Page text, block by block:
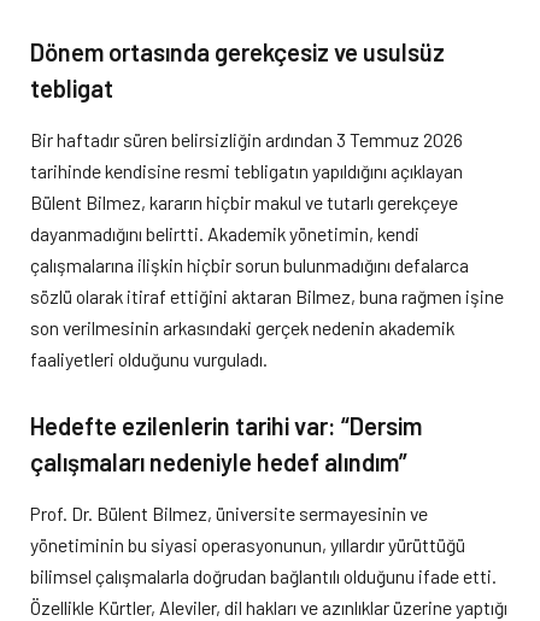
Dönem ortasında gerekçesiz ve usulsüz
tebligat
Bir haftadır süren belirsizliğin ardından 3 Temmuz 2026
tarihinde kendisine resmi tebligatın yapıldığını açıklayan
Bülent Bilmez, kararın hiçbir makul ve tutarlı gerekçeye
dayanmadığını belirtti. Akademik yönetimin, kendi
çalışmalarına ilişkin hiçbir sorun bulunmadığını defalarca
sözlü olarak itiraf ettiğini aktaran Bilmez, buna rağmen işine
son verilmesinin arkasındaki gerçek nedenin akademik
faaliyetleri olduğunu vurguladı.
Hedefte ezilenlerin tarihi var: “Dersim
çalışmaları nedeniyle hedef alındım”
Prof. Dr. Bülent Bilmez, üniversite sermayesinin ve
yönetiminin bu siyasi operasyonunun, yıllardır yürüttüğü
bilimsel çalışmalarla doğrudan bağlantılı olduğunu ifade etti.
Özellikle Kürtler, Aleviler, dil hakları ve azınlıklar üzerine yaptığı